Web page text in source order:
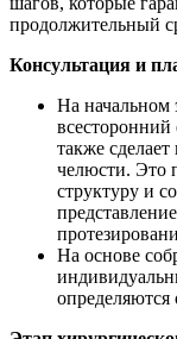
продолжительный
Консультация и
На начальном
всесторонний
также
челюсти. Это
структуру и
На основе